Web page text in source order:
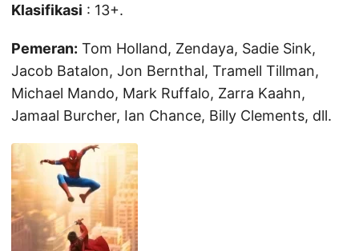
Klasifikasi : 13+.
Pemeran: Tom Holland, Zendaya, Sadie Sink,
Jacob Batalon, Jon Bernthal, Tramell Tillman,
Michael Mando, Mark Ruffalo, Zarra Kaahn,
Jamaal Burcher, Ian Chance, Billy Clements, dll.